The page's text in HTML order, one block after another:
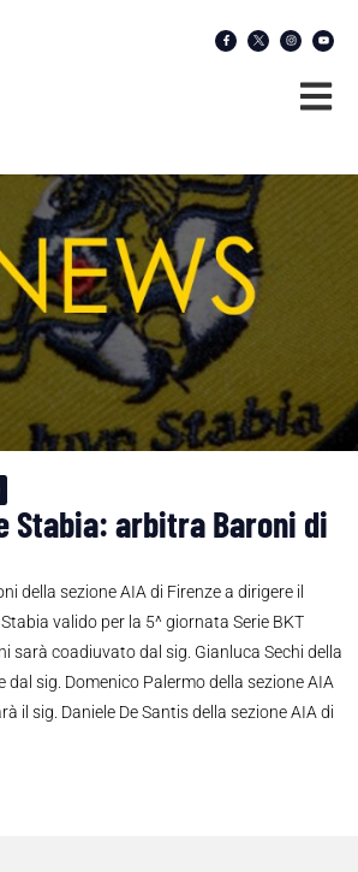
Stabia: arbitra Baroni di
della sezione AIA di Firenze a dirigere il
valido per la 5^ giornata Serie BKT
sarà coadiuvato dal sig. Gianluca Sechi della
dal sig. Domenico Palermo della sezione AIA
il sig. Daniele De Santis della sezione AIA di